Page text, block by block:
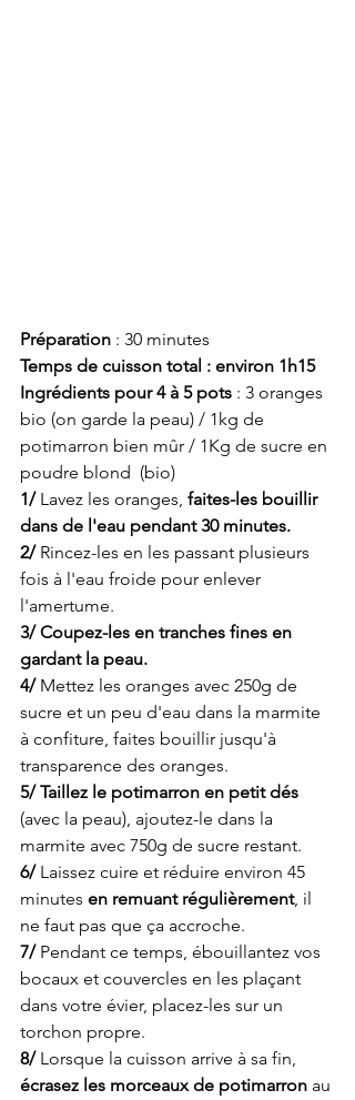
Préparation : 30 minutes
Temps de cuisson total : environ 1h15
Ingrédients pour 4 à 5 pots : 3 oranges
bio (on garde la peau) / 1kg de
potimarron bien mûr / 1Kg de sucre en
poudre blond  (bio)
1/ Lavez les oranges, faites-les bouillir
dans de l'eau pendant 30 minutes.
2/ Rincez-les en les passant plusieurs
fois à l'eau froide pour enlever
l'amertume.
3/ Coupez-les en tranches fines en
gardant la peau.
4/ Mettez les oranges avec 250g de
sucre et un peu d'eau dans la marmite
à confiture, faites bouillir jusqu'à
transparence des oranges.
5/ Taillez le potimarron en petit dés
(avec la peau), ajoutez-le dans la
marmite avec 750g de sucre restant.
6/ Laissez cuire et réduire environ 45
minutes en remuant régulièrement, il
ne faut pas que ça accroche.
7/ Pendant ce temps, ébouillantez vos
bocaux et couvercles en les plaçant
dans votre évier, placez-les sur un
torchon propre.
8/ Lorsque la cuisson arrive à sa fin,
écrasez les morceaux de potimarron au